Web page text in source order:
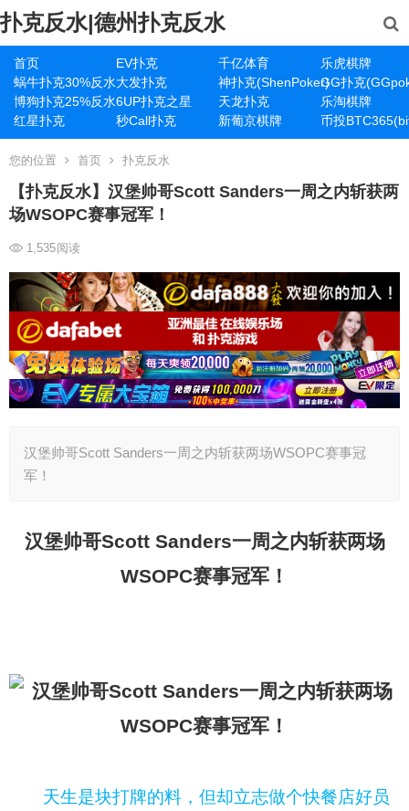
扑克反水|德州扑克反水
首页 EV扑克 千亿体育
乐虎棋牌
蜗牛扑克30%反水大发扑克 神扑克(ShenPoker)GG扑克
博狗扑克25%反水6UP扑克之星 天龙扑克
乐淘棋牌
红星扑克
秒Call扑克 新葡京棋牌 币投
您的位置 首页 扑克反水
【扑克反水】汉堡帅哥Scott Sanders一周之内斩获两
场WSOPC赛事冠军！
1,535阅读
汉堡帅哥Scott Sanders一周之内斩获两场WSOPC赛事冠
军！
汉堡帅哥Scott Sanders一周之内斩获两场
WSOPC赛事冠军！
天生是块打牌的料，但却立志做个快餐店好员